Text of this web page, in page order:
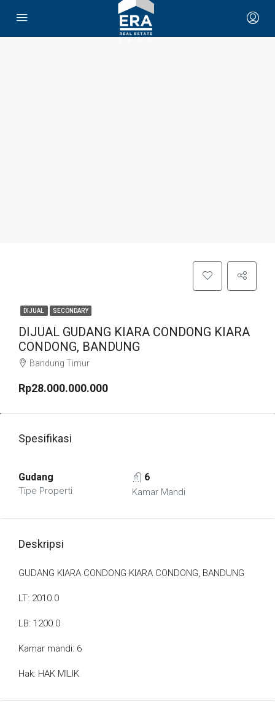
DIJUAL SECONDARY
DIJUAL GUDANG KIARA CONDONG KIARA
CONDONG, BANDUNG
Bandung Timur
Rp28.000.000.000
Spesifikasi
Gudang
Tipe Properti
6
Kamar Mandi
Deskripsi
GUDANG KIARA CONDONG KIARA CONDONG, BANDUNG
LT: 2010.0
LB: 1200.0
Kamar mandi: 6
Hak: HAK MILIK